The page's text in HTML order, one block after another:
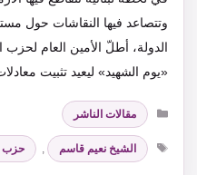
وتتصاعد فيها النقاشات حول
الدولة، أطلّ الأمين العام
«يوم الشهيد» ليعيد تثبيت
التصنيفات
مقالات الناشر
الوسوم
الشيخ نعيم قاسم حزب